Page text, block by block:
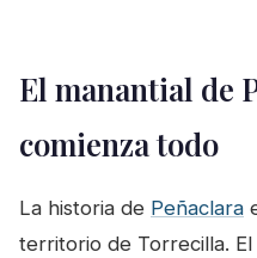
El manantial de
comienza todo
La historia de Peñaclara
territorio de Torrecilla.